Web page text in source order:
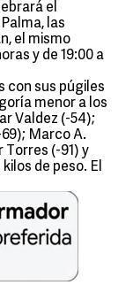
el
las
el mismo
y de 19:00 a
con sus púgiles
menor a los
Valdez (-54);
Marco A.
Torres (-91) y
de peso. El